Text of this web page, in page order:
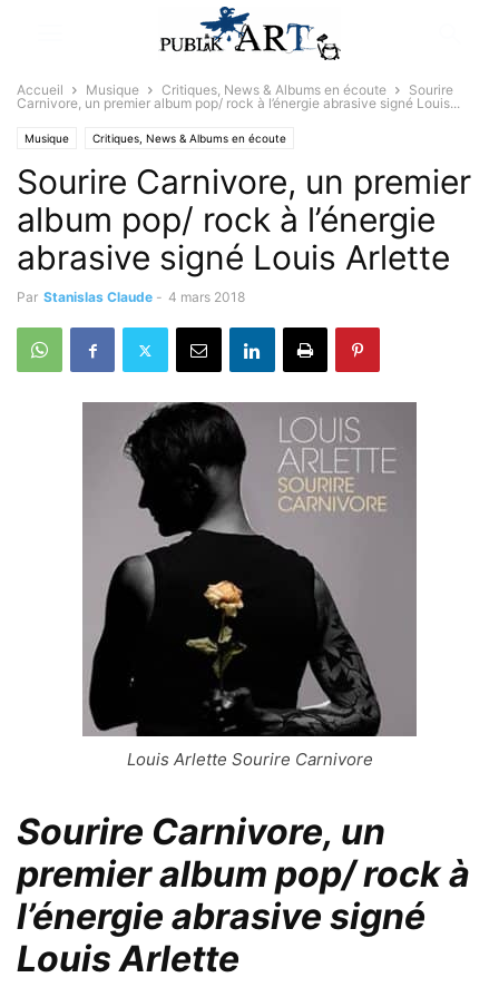
Accueil Musique Critiques, News & Albums en écoute
Sourire
Carnivore, un premier album pop/ rock à l’énergie abrasive signé Louis...
Musique Critiques, News & Albums en écoute
Sourire Carnivore, un premier
album pop/ rock à l’énergie
abrasive signé Louis Arlette
Par Stanislas Claude - 4 mars 2018
Louis Arlette Sourire Carnivore
Sourire Carnivore, un
premier album pop/ rock à
l’énergie abrasive signé
Louis Arlette